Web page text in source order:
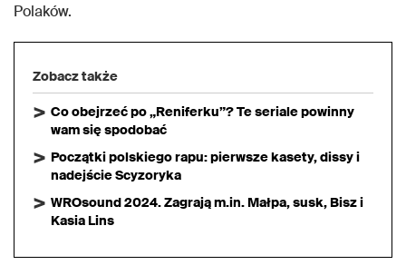
Polaków.
Zobacz także
Co obejrzeć po „Reniferku”? Te seriale powinny
wam się spodobać
Początki polskiego rapu: pierwsze kasety, dissy i
nadejście Scyzoryka
WROsound 2024. Zagrają m.in. Małpa, susk, Bisz i
Kasia Lins